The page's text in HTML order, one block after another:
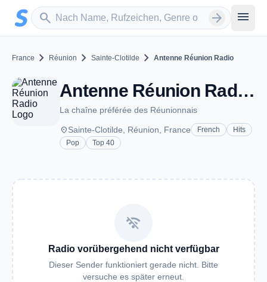
Zum Hauptinhalt springen
search
Sender suchen arrow_forward menu
France chevron_right Réunion chevron_right Sainte-Clotilde chevron_right Antenne Réunion Radio
Antenne Réunion Radio - Sainte-Clotilde
La chaîne préférée des Réunionnais
placeSainte-Clotilde, Réunion, France French
Hits
Pop
Top 40
wifi_off
Radio vorübergehend nicht verfügbar
Dieser Sender funktioniert gerade nicht. Bitte
versuche es später erneut.